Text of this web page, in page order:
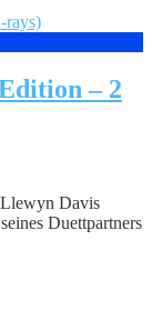
– 2
Davis
Duettpartners